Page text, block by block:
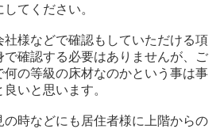
てください。
社様などで確認もしていただける項
で確認する必要はありませんが、ご
何の等級の床材なのかという事は事
いと思います。
の時などにも居住者様に上階からの